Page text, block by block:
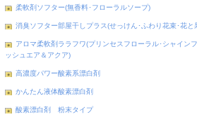
柔軟剤ソフター(無香料･フローラルソープ)
消臭ソフター部屋干しプラス(せっけん･ふわり花束･花と
アロマ柔軟剤ララフワ(プリンセスフローラル･シャイン
ッシュエア＆アクア)
高濃度パワー酸素系漂白剤
かんたん液体酸素漂白剤
酸素漂白剤 粉末タイプ